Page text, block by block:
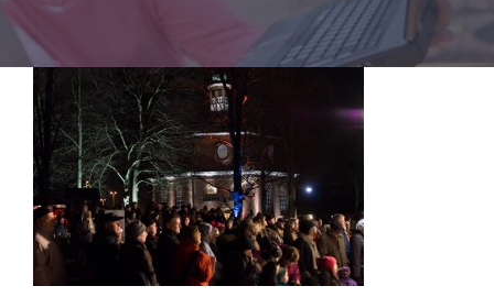
Impressionen
Über uns
SUCHE